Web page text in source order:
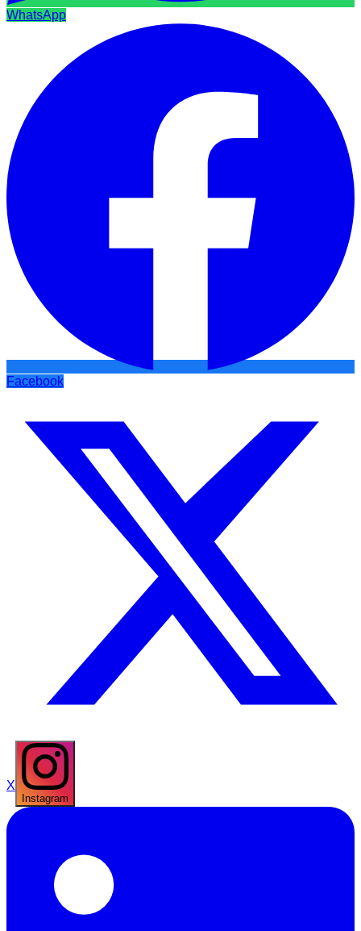
WhatsApp
Facebook
X
Instagram